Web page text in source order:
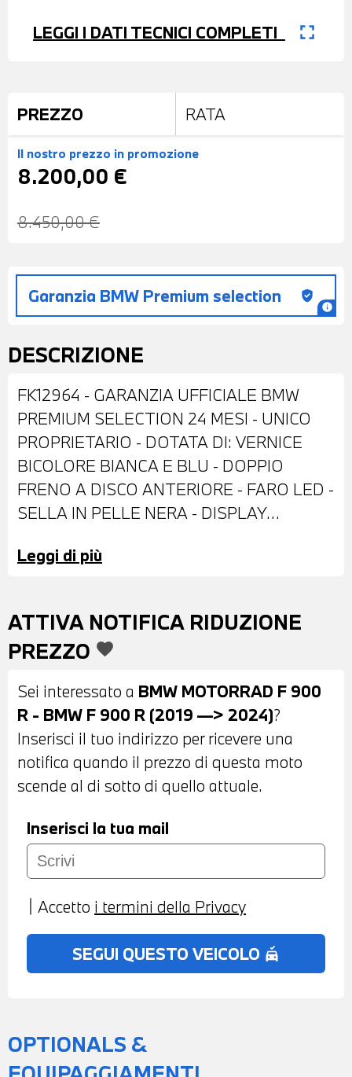
LEGGI I DATI TECNICI COMPLETI fullscreen
PREZZO RATA
Il nostro prezzo in promozione
8.200,00 €
8.450,00 €
Garanzia BMW Premium selection gpp_good
info
DESCRIZIONE
FK12964 - GARANZIA UFFICIALE BMW
PREMIUM SELECTION 24 MESI - UNICO
PROPRIETARIO - DOTATA DI: VERNICE
BICOLORE BIANCA E BLU - DOPPIO
FRENO A DISCO ANTERIORE - FARO LED -
SELLA IN PELLE NERA - DISPLAY
POSSIBILITA' DI FINANZIAMENTO ANCHE
Leggi di più
ATTIVA NOTIFICA RIDUZIONE
PREZZO favorite
Sei interessato a BMW MOTORRAD F 900
R - BMW F 900 R (2019 —> 2024)?
Inserisci il tuo indirizzo per ricevere una
notifica quando il prezzo di questa moto
scende al di sotto di quello attuale.
Inserisci la tua mail
Accetto i termini della Privacy
SEGUI QUESTO VEICOLO no_crash
OPTIONALS &